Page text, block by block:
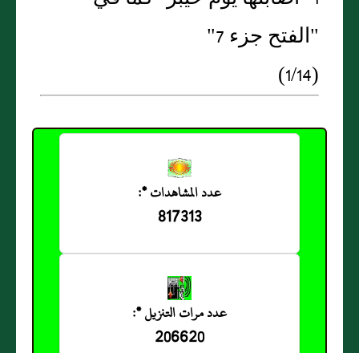
"الفتح جزء 7"
(1/14)
عدد المشاهدات *:
817313
عدد مرات التنزيل *:
206620